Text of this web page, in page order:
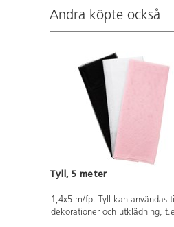
Andra köpte också
Tyll, 5 meter
1,4x5 m/fp. Tyll kan användas till
dekorationer och utklädning,